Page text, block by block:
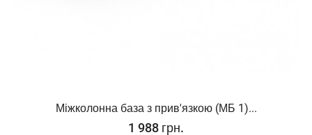
Міжколонна база з прив'язкою (МБ 1)...
1 988 грн.